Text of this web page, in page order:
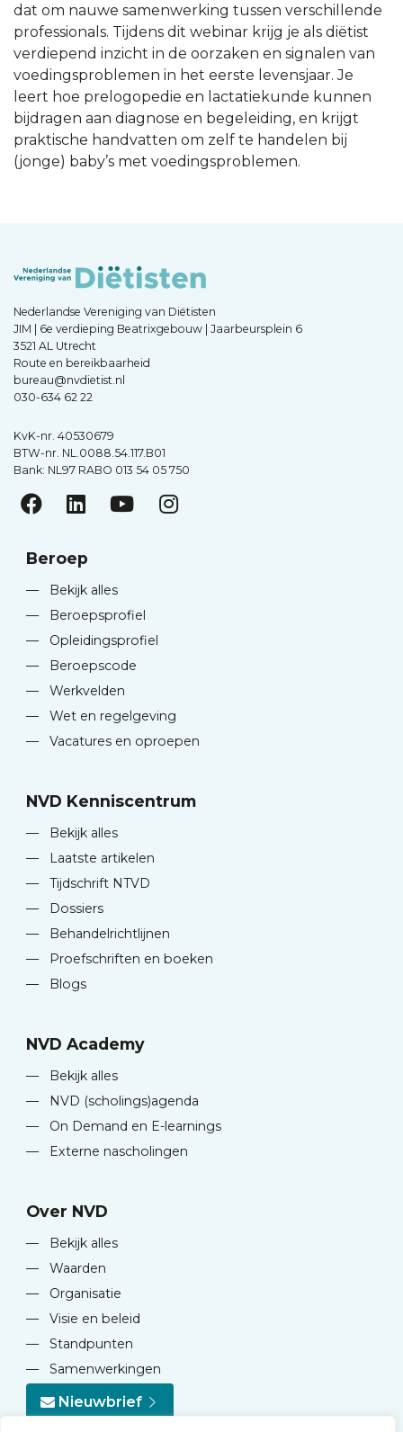
dat om nauwe samenwerking tussen verschillende
professionals. Tijdens dit webinar krijg je als diëtist
verdiepend inzicht in de oorzaken en signalen van
voedingsproblemen in het eerste levensjaar. Je
leert hoe prelogopedie en lactatiekunde kunnen
bijdragen aan diagnose en begeleiding, en krijgt
praktische handvatten om zelf te handelen bij
(jonge) baby’s met voedingsproblemen.
Nederlandse Vereniging van Diëtisten
JIM | 6e verdieping Beatrixgebouw | Jaarbeursplein 6
3521 AL Utrecht
Route en bereikbaarheid
bureau@nvdietist.nl
030-634 62 22
KvK-nr. 40530679
BTW-nr. NL.0088.54.117.B01
Bank: NL97 RABO 013 54 05 750
Beroep
—
Bekijk alles
—
Beroepsprofiel
—
Opleidingsprofiel
—
Beroepscode
—
Werkvelden
—
Wet en regelgeving
—
Vacatures en oproepen
NVD Kenniscentrum
—
Bekijk alles
—
Laatste artikelen
—
Tijdschrift NTVD
—
Dossiers
—
Behandelrichtlijnen
—
Proefschriften en boeken
—
Blogs
NVD Academy
—
Bekijk alles
—
NVD (scholings)agenda
—
On Demand en E-learnings
—
Externe nascholingen
Over NVD
—
Bekijk alles
—
Waarden
—
Organisatie
—
Visie en beleid
—
Standpunten
—
Samenwerkingen
Nieuwbrief